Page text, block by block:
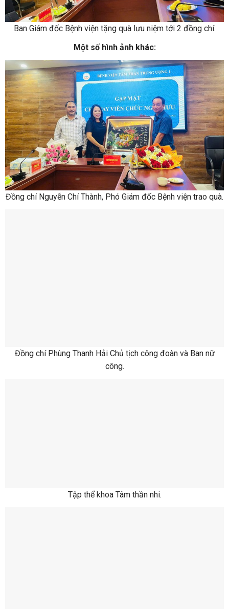
Ban Giám đốc Bệnh viện tặng quà lưu niệm tới 2 đồng chí.
Một số hình ảnh khác:
Đồng chí Nguyễn Chí Thành, Phó Giám đốc Bệnh viện trao quà.
Đồng chí Phùng Thanh Hải Chủ tịch công đoàn và Ban nữ
công.
Tập thể khoa Tâm thần nhi.